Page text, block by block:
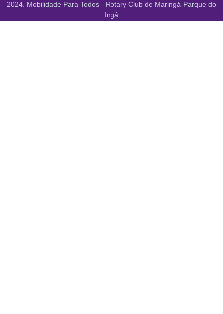
2024. Mobilidade Para Todos - Rotary Club de Maringá-Parque do
Ingá